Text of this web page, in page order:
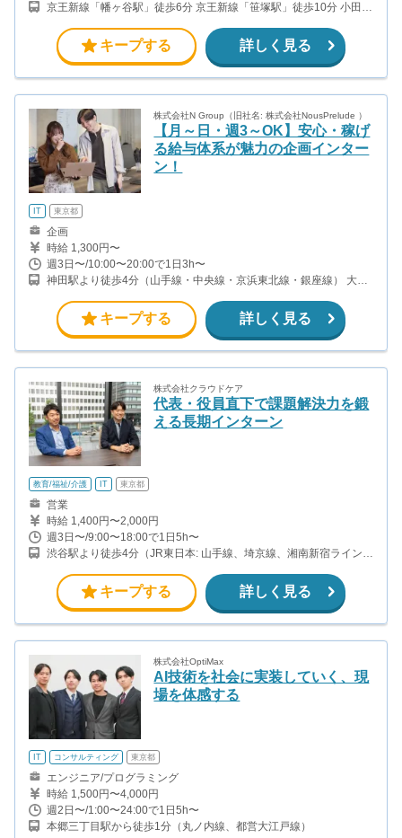
京王新線「幡ヶ谷駅」徒歩6分 京王新線「笹塚駅」徒歩10分 小田急
キープする 詳しく見る
株式会社N Group（旧社名: 株式会社NousPrelude ）
【月～日・週3～OK】安心・稼げ
る給与体系が魅力の企画インター
ン！
IT 東京都
企画
時給 1,300円〜
週3日〜/10:00〜20:00で1日3h〜
神田駅より徒歩4分（山手線・中央線・京浜東北線・銀座線） 大手
町駅 徒歩7分(丸の内線) 小川町駅 徒歩7分（新宿線）
キープする 詳しく見る
株式会社クラウドケア
代表・役員直下で課題解決力を鍛
える長期インターン
教育/福祉/介護 IT 東京都
営業
時給 1,400円〜2,000円
週3日〜/9:00〜18:00で1日5h〜
渋谷駅より徒歩4分（JR東日本: 山手線、埼京線、湘南新宿ライン京
線、半蔵門線、副都心線） 神泉駅より徒歩5分（京王井の頭線）
キープする 詳しく見る
株式会社OptiMax
AI技術を社会に実装していく、現
場を体感する
IT コンサルティング 東京都
エンジニア/プログラミング
時給 1,500円〜4,000円
週2日〜/1:00〜24:00で1日5h〜
本郷三丁目駅から徒歩1分（丸ノ内線、都営大江戸線）